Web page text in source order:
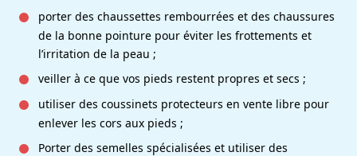
porter des chaussettes rembourrées et des chaussures
de la bonne pointure pour éviter les frottements et
l’irritation de la peau ;
veiller à ce que vos pieds restent propres et secs ;
utiliser des coussinets protecteurs en vente libre pour
enlever les cors aux pieds ;
Porter des semelles spécialisées et utiliser des